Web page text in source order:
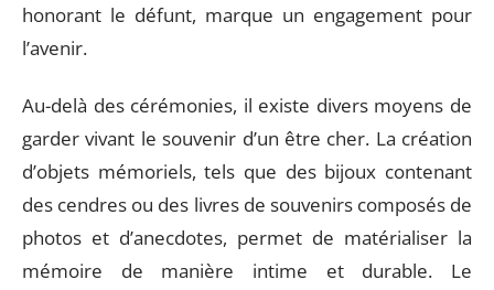
honorant le défunt, marque un engagement pour
l’avenir.
Au-delà des cérémonies, il existe divers moyens de
garder vivant le souvenir d’un être cher. La création
d’objets mémoriels, tels que des bijoux contenant
des cendres ou des livres de souvenirs composés de
photos et d’anecdotes, permet de matérialiser la
mémoire de manière intime et durable. Le